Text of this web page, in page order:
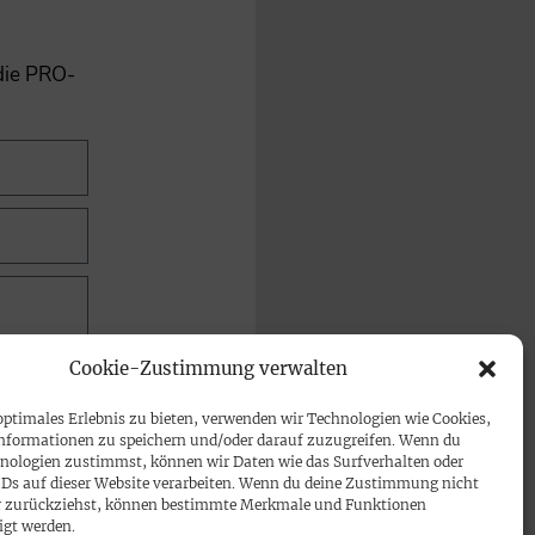
Cookie-Zustimmung verwalten
Erlebnis zu bieten, verwenden wir Technologien wie Cookies,
zu speichern und/oder darauf zuzugreifen. Wenn du
zustimmst, können wir Daten wie das Surfverhalten oder
auf dieser Website verarbeiten. Wenn du deine Zustimmung nicht
zurückziehst, können bestimmte Merkmale und Funktionen
werden.
PRO-